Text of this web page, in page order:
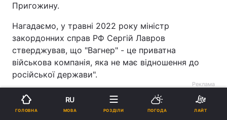
Пригожину.
Нагадаємо, у травні 2022 року міністр
закордонних справ РФ Сергій Лавров
стверджував, що "Вагнер" - це приватна
військова компанія, яка не має відношення до
російської держави".
Реклама
ГОЛОВНА
RU
МОВА РОЗДІЛИ ПОГОДА ЛАЙТ